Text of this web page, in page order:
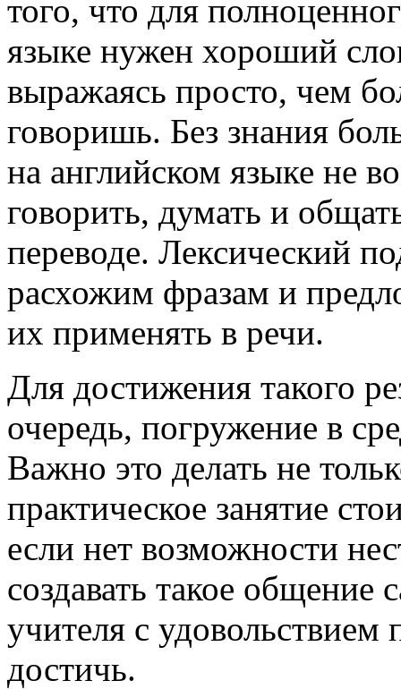
того, что для
языке нужен хороший
выражаясь просто, чем
говоришь. Без знания
на английском языке не
говорить, думать и
переводе. Лексический
расхожим фразам и
их применять в речи.
Для достижения такого
очередь, погружение в
Важно это делать не
практическое занятие
если нет возможности
создавать такое общение
учителя с удовольствием
достичь.